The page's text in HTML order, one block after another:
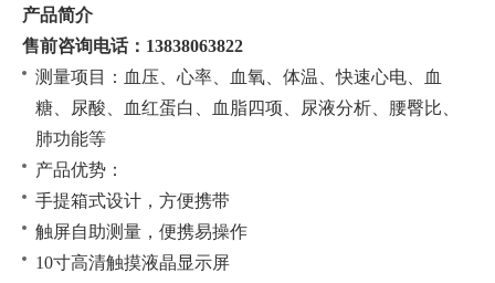
产品简介
售前咨询电话：13838063822
测量项目：血压、心率、血氧、体温、快速心电、血
糖、尿酸、血红蛋白、血脂四项、尿液分析、腰臀比、
肺功能等
产品优势：
手提箱式设计，方便携带
触屏自助测量，便携易操作
10寸高清触摸液晶显示屏